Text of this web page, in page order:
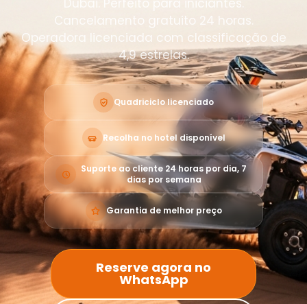
Dubai. Perfeito para iniciantes.
Cancelamento gratuito 24 horas.
Operadora licenciada com classificação de
4,9 estrelas.
Quadriciclo licenciado
Recolha no hotel disponível
Suporte ao cliente 24 horas por dia, 7
dias por semana
Garantia de melhor preço
Reserve agora no
WhatsApp